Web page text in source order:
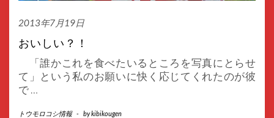
2013年7月19日
おいしい？！
「誰かこれを食べたいるところを写真にとらせ
て」という私のお願いに快く応じてくれたのが彼
で…
トウモロコシ情報 - bykibikougen